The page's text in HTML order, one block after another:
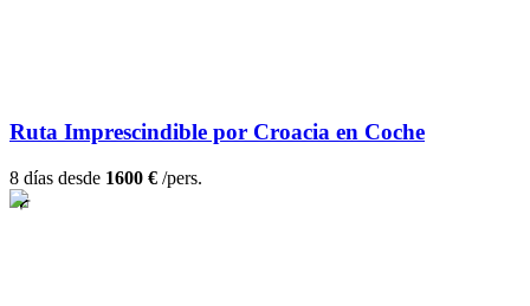
Ruta Imprescindible por Croacia en Coche
8 días desde 1600 € /pers.